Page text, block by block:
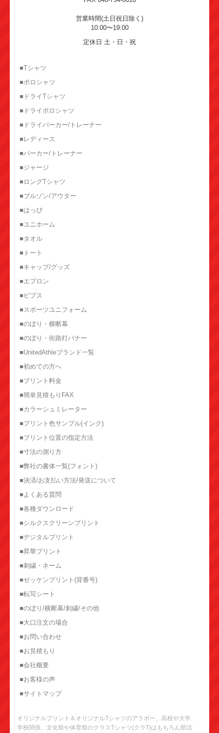
営業時間(土日祝日除く)
10:00〜19:00
定休日 土・日・祝
■Tシャツ
■ポロシャツ
■ドライTシャツ
■ドライポロシャツ
■ドライパーカー/トレーナー
■レディース
■パーカー/トレーナー
■ジャージ
■ロングTシャツ
■ブルゾン/アウター
■はっぴ
■ユニホーム
■タオル
■トート
■キャップ/グッズ
■エプロン
■ビブス
■スポーツユニフォーム
■のぼり・横断幕
■のぼり・街路灯バナー
■UnitedAthleブランド一覧
■初めての方へ
■プリント料金
■簡単見積もりFAX
■カラーシュミレーター
■プリント色サンプル(インク)
■プリント位置の指定方法
■寸法の測り方
■弊社の書体一覧(フォント)
■決済/お支払い方法/発送について
■よくある質問
■各種ダウンロード
■シルクスクリーンプリント
■デジタルプリント
■昇華プリント
■刺繍・ネーム
■ゼッケンプリント(背番号)
■転写シート
■のぼり/横断幕/刺繍/その他
■大口注文の場合
■お問い合わせ
■お見積もり
■会社概要
■お客様の声
■サイトマップ
オリジナルプリント＆オリジナルTシャツのアラボー。高校や大学、
学校関係、文化祭や体育祭のクラスTシャツ(クラT)はもちろん部活